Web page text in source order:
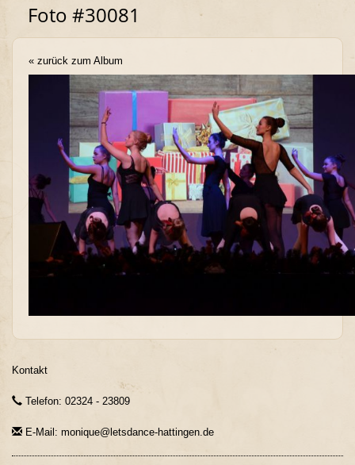
Foto #30081
« zurück zum Album
Kontakt
Telefon: 02324 - 23809
E-Mail: monique@letsdance-hattingen.de